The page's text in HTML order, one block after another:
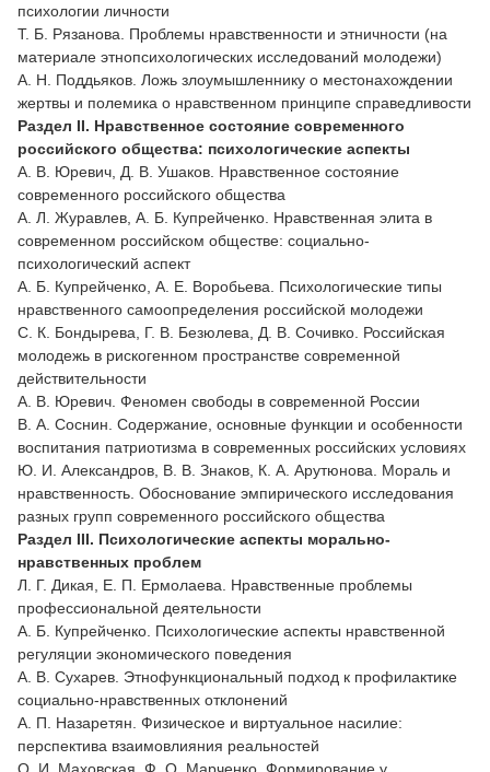
психологии личности
Т. Б. Рязанова. Проблемы нравственности и этничности (на
материале этнопсихологических исследований молодежи)
А. Н. Поддьяков. Ложь злоумышленнику о местонахождении
жертвы и полемика о нравственном принципе справедливости
Раздел II. Нравственное состояние современного
российского общества: психологические аспекты
А. В. Юревич, Д. В. Ушаков. Нравственное состояние
современного российского общества
А. Л. Журавлев, А. Б. Купрейченко. Нравственная элита в
современном российском обществе: социально-
психологический аспект
А. Б. Купрейченко, А. Е. Воробьева. Психологические типы
нравственного самоопределения российской молодежи
С. К. Бондырева, Г. В. Безюлева, Д. В. Сочивко. Российская
молодежь в рискогенном пространстве современной
действительности
А. В. Юревич. Феномен свободы в современной России
В. А. Соснин. Содержание, основные функции и особенности
воспитания патриотизма в современных российских условиях
Ю. И. Александров, В. В. Знаков, К. А. Арутюнова. Мораль и
нравственность. Обоснование эмпирического исследования
разных групп современного российского общества
Раздел III. Психологические аспекты морально-
нравственных проблем
Л. Г. Дикая, Е. П. Ермолаева. Нравственные проблемы
профессиональной деятельности
А. Б. Купрейченко. Психологические аспекты нравственной
регуляции экономического поведения
А. В. Сухарев. Этнофункциональный подход к профилактике
социально-нравственных отклонений
А. П. Назаретян. Физическое и виртуальное насилие:
перспектива взаимовлияния реальностей